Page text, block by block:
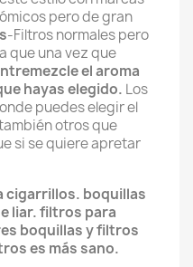
pero de gran
-Filtros normales pero
que una vez que
el aroma
hayas elegido. Los
puedes elegir el
otros que
si se quiere apretar
cigarrillos. boquillas
liar. filtros para
boquillas y filtros
es más sano.